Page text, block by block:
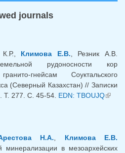
journals
Климова Е.В. , Резник А.В.
рудоносности кор
гнейсам Соуктальского
(Северный Казахстан) // Записки
Т. 277. С. 45-54. EDN: TBOUJQ(link
Н.А., Климова Е.В.
минерализации в мезоархейских